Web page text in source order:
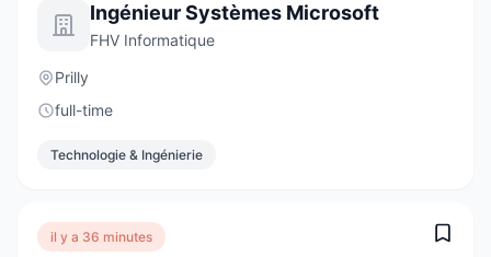
Ingénieur Systèmes Microsoft
FHV Informatique
Prilly
full-time
Technologie & Ingénierie
il y a 36 minutes